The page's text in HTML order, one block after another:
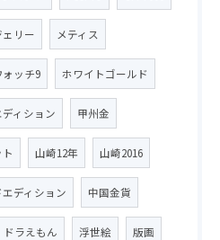
ェリー メティス
ッチ9 ホワイトゴールド
ィション 甲州金
山崎12年 山崎2016
エディション 中国金貨
ドラえもん 浮世絵 版画